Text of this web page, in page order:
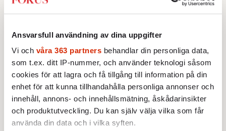
Ansvarsfull användning av dina uppgifter
Vi och våra 363 partners behandlar din personliga data,
som t.ex. ditt IP-nummer, och använder teknologi såsom
cookies för att lagra och få tillgång till information på din
enhet för att kunna tillhandahålla personliga annonser och
innehåll, annons- och innehållsmätning, åskådarinsikter
och produktutveckling. Du kan själv välja vilka som får
använda din data och i vilka syften.
Farouk Aldabag